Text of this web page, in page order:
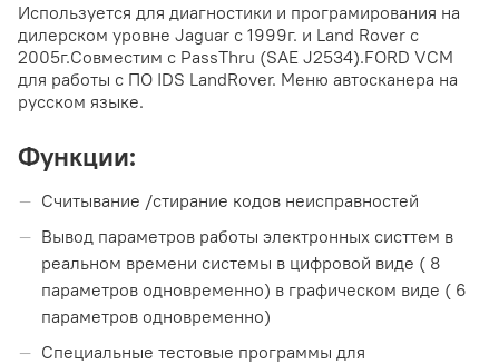
Используется для диагностики и програмирования на
дилерском уровне Jaguar с 1999г. и Land Rover с
2005г.Совместим с PassThru (SAE J2534).FORD VCM
для работы c ПО IDS LandRover. Меню автосканера на
русском языке.
Функции:
Считывание /cтирание кодов неисправностей
Вывод параметров работы электронных систтем в
реальном времени системы в цифровой виде ( 8
параметров одновременно) в графическом виде ( 6
параметров одновременно)
Специальные тестовые программы для